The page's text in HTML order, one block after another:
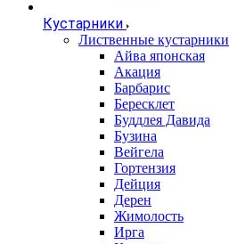
Кустарники
Лиственные кустарники
Айва японская
Акация
Барбарис
Бересклет
Буддлея Давида
Бузина
Вейгела
Гортензия
Дейция
Дерен
Жимолость
Ирга